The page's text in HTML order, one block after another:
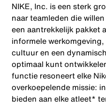
NIKE, Inc. is een sterk
naar teamleden die
een aantrekkelijk pakket
informele
cultuur en een
optimaal kunt
functie resoneert elke
overkoepelende missie:
bieden aan elke atleet*